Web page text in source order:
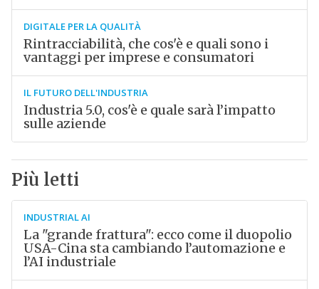
DIGITALE PER LA QUALITÀ
Rintracciabilità, che cos'è e quali sono i
vantaggi per imprese e consumatori
IL FUTURO DELL'INDUSTRIA
Industria 5.0, cos'è e quale sarà l’impatto
sulle aziende
Più letti
INDUSTRIAL AI
La "grande frattura": ecco come il duopolio
USA-Cina sta cambiando l’automazione e
l’AI industriale